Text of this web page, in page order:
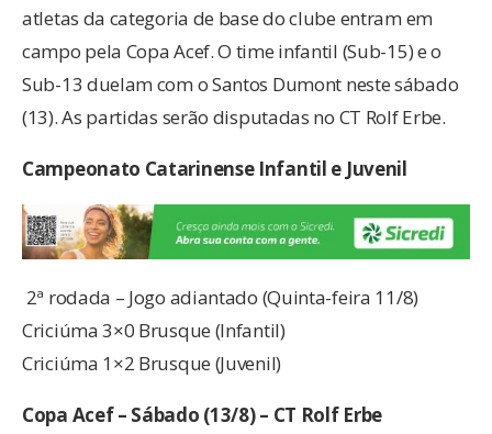
atletas da categoria de base do clube entram em
campo pela Copa Acef. O time infantil (Sub-15) e o
Sub-13 duelam com o Santos Dumont neste sábado
(13). As partidas serão disputadas no CT Rolf Erbe.
Campeonato Catarinense Infantil e Juvenil
2ª rodada – Jogo adiantado (Quinta-feira 11/8)
Criciúma 3×0 Brusque (Infantil)
Criciúma 1×2 Brusque (Juvenil)
Copa Acef – Sábado (13/8) – CT Rolf Erbe